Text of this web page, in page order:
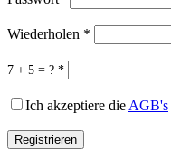
Wiederholen *
7 + 5 = ? *
Ich akzeptiere die AGB's
Registrieren